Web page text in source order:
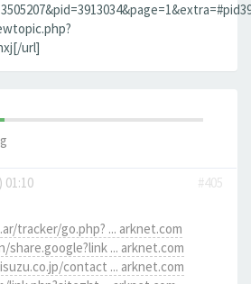
url]
01:10
#405
tracker/go.php? ... arknet.com
... arknet.com
contact ... arknet.com